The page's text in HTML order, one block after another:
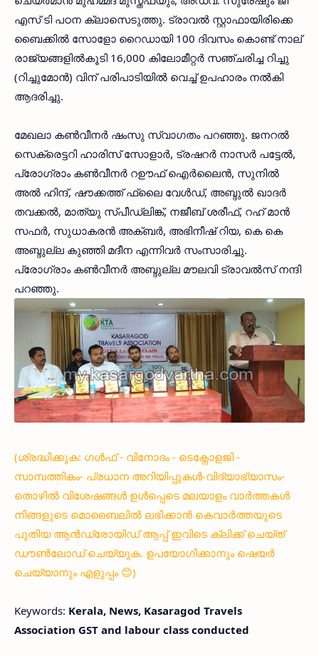
എസ് ടി പഠന ക്ലാസെടുത്തു. ട്രാവല്‍ സ്റ്റാഫായിരിക്കെ
ബൈക്കില്‍ സോളോ റൈഡായി 100 ദിവസം കൊണ്ട് നാല്
രാജ്യങ്ങളില്‍കൂടി 16,000 കിലോമീറ്റര്‍ സഞ്ചരിച്ച റിച്ചു
(റിച്ചുമോന്‍) വിന് പരിപാടിയില്‍ വെച്ച് ഉപഹാരം നല്‍കി
ആദരിച്ചു.
മേഖലാ കണ്‍വീനര്‍ ഷംസു സ്വാഗതം പറഞ്ഞു. ജനറല്‍
സെക്രെട്ടറി ഹാരിസ് സോളാര്‍, ട്രഷറര്‍ നാസര്‍ പട്ടേല്‍,
പ്രോഗ്രാം കണ്‍വീനര്‍ റഊഫ് ഐര്‍ലൈന്‍, സുനില്‍
അല്‍ ഹിന്ദ്, ഷൗക്കത്ത് ഫ്‌ലൈ വേള്‍ഡ്, അബ്ദുല്‍ ഖാദര്‍
തവക്കല്‍, മാത്യു സ്പീഡ്ലിങ്ക്, നജീബ് ശരീഫ്, റഹ് മാന്‍
സഫര്‍, സുധാകരന്‍ അക്ബര്‍, അഭിനീഷ് റിയ, കെ കെ
അബ്ദുല്ല കുഞ്ഞി മദീന എന്നിവര്‍ സംസാരിച്ചു.
പ്രോഗ്രാം കണ്‍വീനര്‍ അബ്ദുല്ല മൗലവി ട്രാവല്‍സ് നന്ദി
പറഞ്ഞു.
(ശ്രദ്ധിക്കുക: ഗൾഫ് - വിനോദം - ടെക്നോളജി -
സാമ്പത്തികം- പ്രധാന അറിയിപ്പുകൾ-വിദ്യാഭ്യാസം-
തൊഴിൽ വിശേഷങ്ങൾ ഉൾപ്പെടെ മലയാളം വാർത്തകൾ
നിങ്ങളുടെ മൊബൈലിൽ ലഭിക്കാൻ കെവാർത്തയുടെ
പുതിയ ആൻഡ്രോയിഡ് ആപ്പ് ഇവിടെ ക്ലിക്ക് ചെയ്ത്
ഡൗൺലോഡ് ചെയ്യുക. ഉപയോഗിക്കാനും ഷെയർ
ചെയ്യാനും എളുപ്പം 😊)
Keywords: Kerala, News, Kasaragod Travels
Association GST and labour class conducted